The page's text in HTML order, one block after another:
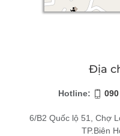
Địa
Hotline:
6/B2 Quốc lộ 51, Chợ
TP.Biên